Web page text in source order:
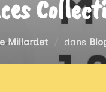
Millardet dans